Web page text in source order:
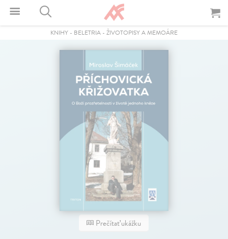
KNIHY - BELETRIA - ŽIVOTOPISY A MEMOÁRE
Prečítať ukážku